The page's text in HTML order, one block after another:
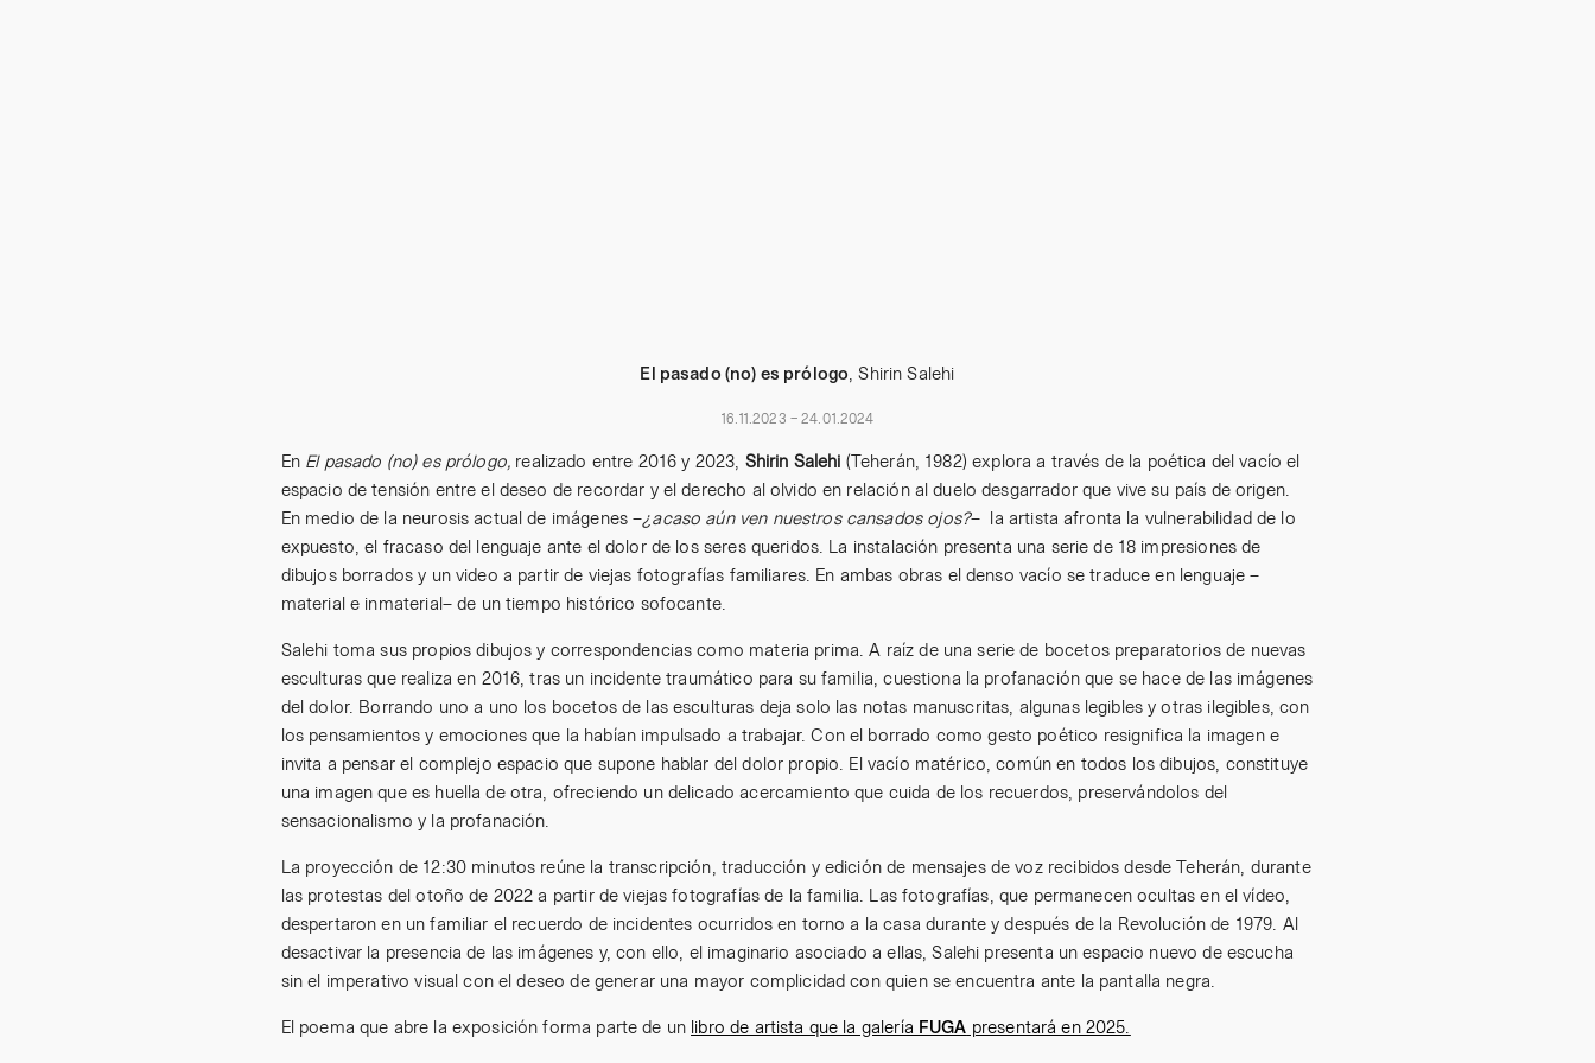
El pasado (no) es prólogo , Shirin Salehi
16.11.2023 – 24.01.2024
En El pasado (no) es prólogo, realizado entre 2016 y 2023, Shirin Salehi (Teherán, 1982) explora a través de la poética del vacío el
espacio de tensión entre el deseo de recordar y el derecho al olvido en relación al duelo desgarrador que vive su país de origen.
En medio de la neurosis actual de imágenes –¿acaso aún ven nuestros cansados ojos?–
la artista afronta la vulnerabilidad de lo
expuesto, el fracaso del lenguaje ante el dolor de los seres queridos. La instalación presenta una serie de 18 impresiones de
dibujos borrados y un video a partir de viejas fotografías familiares. En ambas obras el denso vacío se traduce en lenguaje –
material e inmaterial– de un tiempo histórico sofocante.
Salehi toma sus propios dibujos y correspondencias como materia prima. A raíz de una serie de bocetos preparatorios de nuevas
esculturas que realiza en 2016, tras un incidente traumático para su familia, cuestiona la profanación que se hace de las imágenes
del dolor. Borrando uno a uno los bocetos de las esculturas deja solo las notas manuscritas, algunas legibles y otras ilegibles, con
los pensamientos y emociones que la habían impulsado a trabajar. Con el borrado como gesto poético resignifica la imagen e
invita a pensar el complejo espacio que supone hablar del dolor propio. El vacío matérico, común en todos los dibujos, constituye
una imagen que es huella de otra, ofreciendo un delicado acercamiento que cuida de los recuerdos, preservándolos del
sensacionalismo y la profanación.
La proyección de 12:30 minutos reúne la transcripción, traducción y edición de mensajes de voz recibidos desde Teherán, durante
las protestas del otoño de 2022 a partir de viejas fotografías de la familia. Las fotografías, que permanecen ocultas en el vídeo,
despertaron en un familiar el recuerdo de incidentes ocurridos en torno a la casa durante y después de la Revolución de 1979. Al
desactivar la presencia de las imágenes y, con ello, el imaginario asociado a ellas, Salehi presenta un espacio nuevo de escucha
sin el imperativo visual con el deseo de generar una mayor complicidad con quien se encuentra ante la pantalla negra.
El poema que abre la exposición forma parte de un libro de artista que la galería FUGA presentará en 2025.